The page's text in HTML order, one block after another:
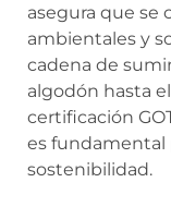
asegura que se
ambientales y
cadena de
algodón hasta
certificación
es fundamental
sostenibilidad.